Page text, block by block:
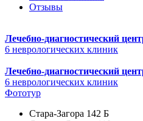
Отзывы
Лечебно-диагностический
6 неврологических клиник
Лечебно-диагностический
6 неврологических клиник
Фототур
Стара-Загора 142 Б